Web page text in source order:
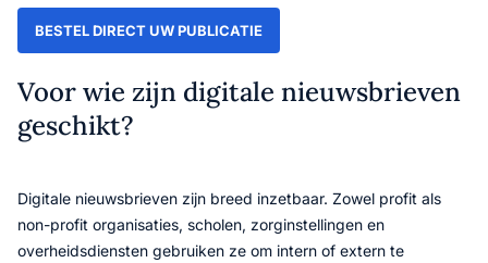
BESTEL DIRECT UW PUBLICATIE
Voor wie zijn digitale nieuwsbrieven
geschikt?
Digitale nieuwsbrieven zijn breed inzetbaar. Zowel profit als
non-profit organisaties, scholen, zorginstellingen en
overheidsdiensten gebruiken ze om intern of extern te